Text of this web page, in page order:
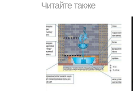
Читайте также